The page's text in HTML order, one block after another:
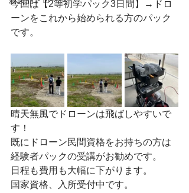
今回は【2等初学パック3日間】→ドロ
ーンをこれから始められる方のパック
です。
晴天無風でドローンは飛ばしやすいで
す！
既にドローン民間資格をお持ちの方は
経験者パックの受講がお勧めです。
日程も費用も大幅に下がります。
国家資格、入所受付中です。